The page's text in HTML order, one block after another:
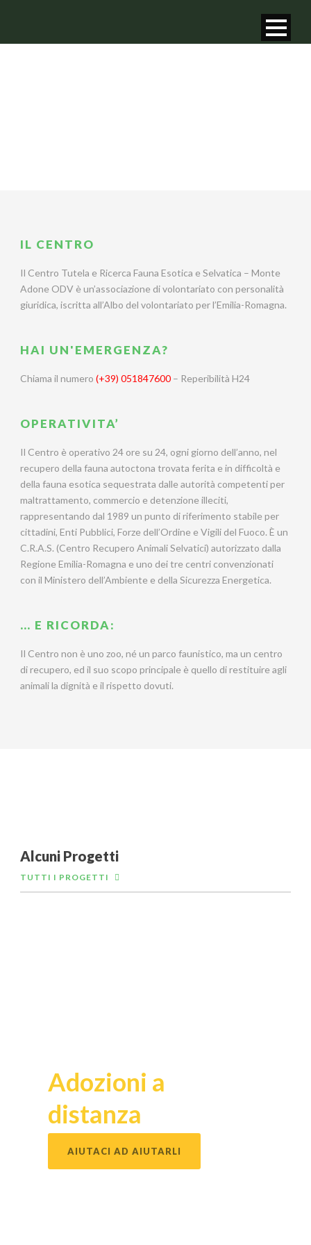
IL CENTRO
Il Centro Tutela e Ricerca Fauna Esotica e Selvatica – Monte
Adone ODV è un’associazione di volontariato con personalità
giuridica, iscritta all’Albo del volontariato per l’Emilia-Romagna.
HAI UN'EMERGENZA?
Chiama il numero (+39) 051847600 – Reperibilità H24
OPERATIVITA’
Il Centro è operativo 24 ore su 24, ogni giorno dell’anno, nel
recupero della fauna autoctona trovata ferita e in difficoltà e
della fauna esotica sequestrata dalle autorità competenti per
maltrattamento, commercio e detenzione illeciti,
rappresentando dal 1989 un punto di riferimento stabile per
cittadini, Enti Pubblici, Forze dell’Ordine e Vigili del Fuoco. È un
C.R.A.S. (Centro Recupero Animali Selvatici) autorizzato dalla
Regione Emilia-Romagna e uno dei tre centri convenzionati
con il Ministero dell’Ambiente e della Sicurezza Energetica.
… E RICORDA:
Il Centro non è uno zoo, né un parco faunistico, ma un centro
di recupero, ed il suo scopo principale è quello di restituire agli
animali la dignità e il rispetto dovuti.
Alcuni Progetti
TUTTI I PROGETTI
Adozioni a
distanza
AIUTACI AD AIUTARLI